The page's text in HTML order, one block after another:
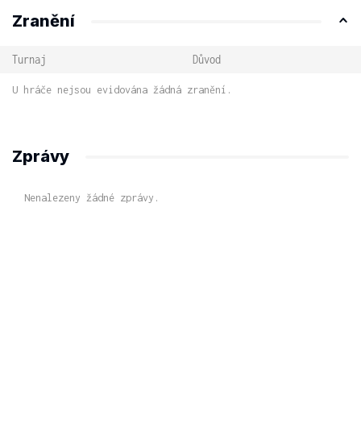
Zranění
Turnaj Důvod
U hráče nejsou evidována žádná zranění.
Zprávy
Nenalezeny žádné zprávy.